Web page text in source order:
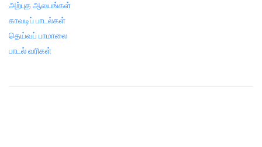
அற்புத ஆலயங்கள்
காவடிப் பாடல்கள்
தெய்வப் பாமாலை
பாடல் வரிகள்